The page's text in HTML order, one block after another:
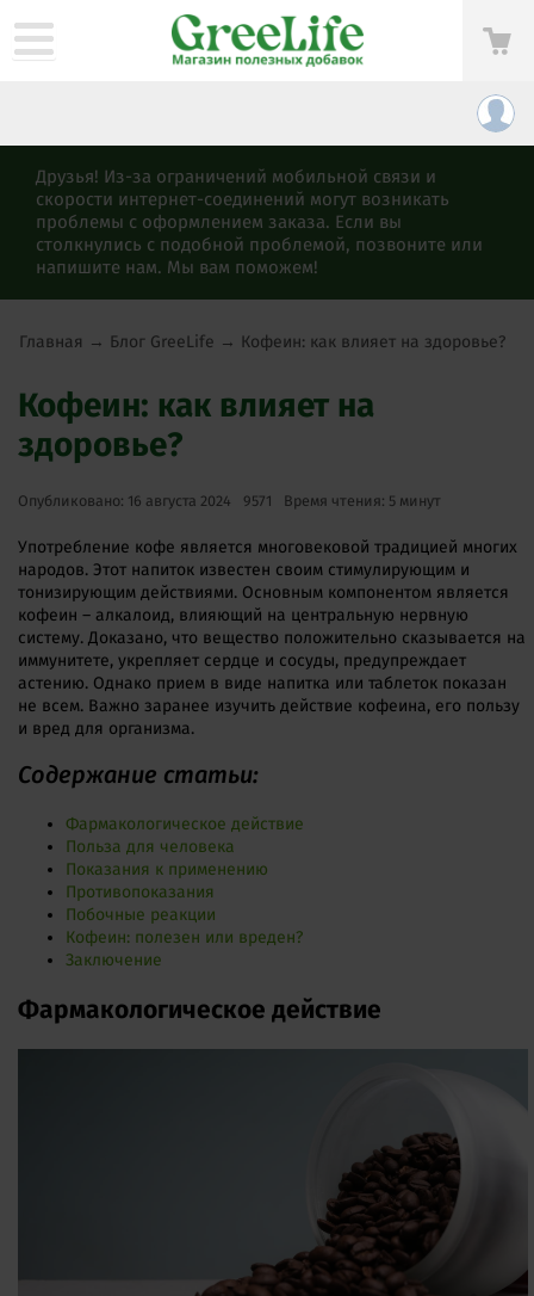
Друзья! Из-за ограничений мобильной связи и
скорости интернет-соединений могут возникать
проблемы с оформлением заказа. Если вы
столкнулись с подобной проблемой, позвоните или
напишите нам. Мы вам поможем!
Главная → Блог GreeLife → Кофеин: как влияет на здоровье?
Кофеин: как влияет на
здоровье?
Опубликовано: 16 августа 2024 9571 Время чтения: 5 минут
Употребление кофе является многовековой традицией многих
народов. Этот напиток известен своим стимулирующим и
тонизирующим действиями. Основным компонентом является
кофеин – алкалоид, влияющий на центральную нервную
систему. Доказано, что вещество положительно сказывается на
иммунитете, укрепляет сердце и сосуды, предупреждает
астению. Однако прием в виде напитка или таблеток показан
не всем. Важно заранее изучить действие кофеина, его пользу
и вред для организма.
Содержание статьи:
Фармакологическое действие
Польза для человека
Показания к применению
Противопоказания
Побочные реакции
Кофеин: полезен или вреден?
Заключение
Фармакологическое действие